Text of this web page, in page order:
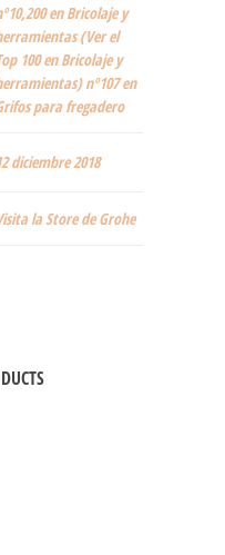
en Bricolaje y
(Ver el
100 en Bricolaje y
nº107 en
para fregadero
diciembre 2018
la Store de Grohe